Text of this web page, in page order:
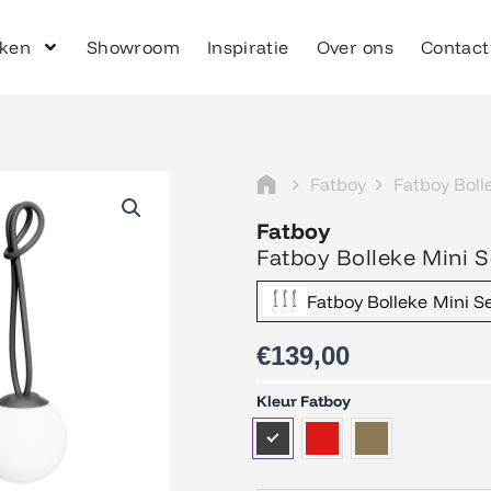
Showroom Inspiratie Over ons Contact
Fatboy Fatboy
Fatboy
Fatboy Bolleke Mini
Fatboy Bolleke Mini
€139,00
Kleur Fatboy
Fatboy
Bolleke
Mini
Set(3